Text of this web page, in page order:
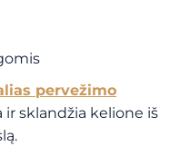
pervežimo
sklandžia kelione iš